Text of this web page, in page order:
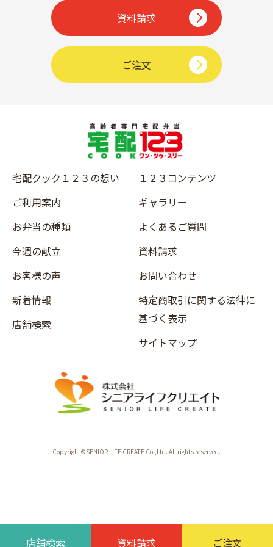
店舗検索 資料請求 ご注文
資料請求
ご注文
宅配クック１２３の想い
ご利用案内
お弁当の種類
今週の献立
お客様の声
新着情報
店舗検索
１２３コンテンツ
ギャラリー
よくあるご質問
資料請求
お問い合わせ
特定商取引に関する法律に
基づく表示
サイトマップ
Copyright©SENIOR LIFE CREATE Co.,Ltd. All rights reserved.